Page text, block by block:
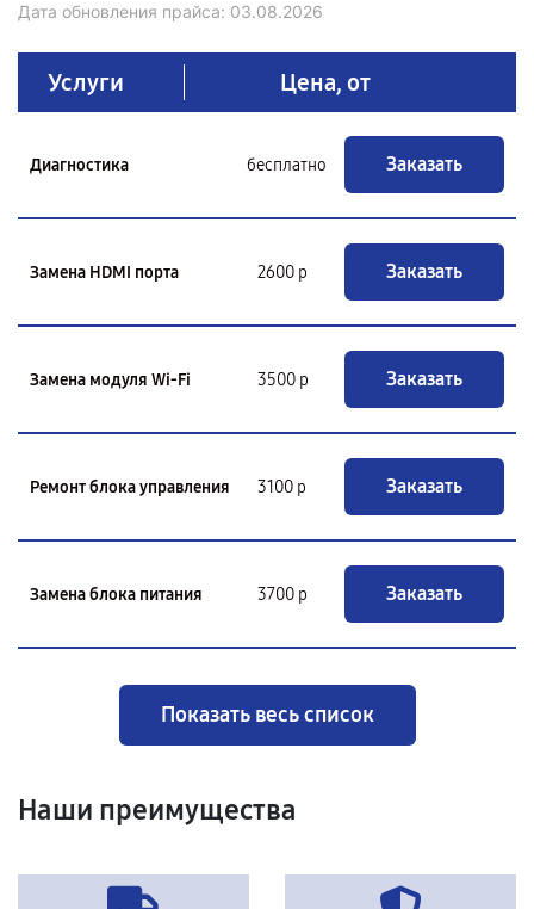
Дата обновления прайса: 03.08.2026
Услуги Цена, от
Диагностика бесплатно Заказать
Замена HDMI порта 2600 р Заказать
Замена модуля Wi-Fi 3500 р Заказать
Ремонт блока управления 3100 р Заказать
Замена блока питания 3700 р Заказать
Показать весь список
Наши преимущества